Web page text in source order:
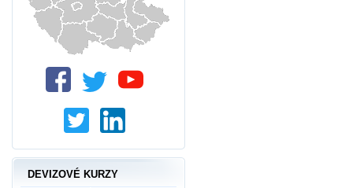
DEVIZOVÉ KURZY